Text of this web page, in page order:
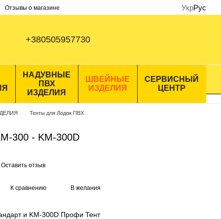
Отзывы о магазине УкрРус
+380505957730
НАДУВНЫЕ
ПВХ
ИЗДЕЛИЯ
ШВЕЙНЫЕ
ИЗДЕЛИЯ
СЕРВИСНЫЙ
ЦЕНТР
Тенты для Лодок ПВХ
300 - KM-300D
Оставить отзыв
К сравнению В желания
и KM-300D Профи Тент